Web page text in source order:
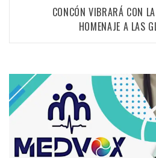
CONCÓN VIBRARÁ CON
HOMENAJE A LAS